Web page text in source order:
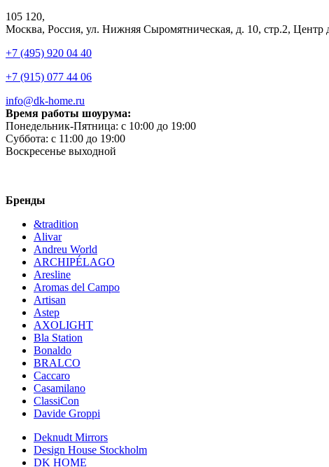
105 120,
Москва, Россия, ул. Нижняя Сыромятническая, д. 10, стр.2, Центр
+7 (495) 920 04 40
+7 (915) 077 44 06
info@dk-home.ru
Время работы шоурума:
Понедельник-Пятница: c 10:00 до 19:00
Суббота: c 11:00 до 19:00
Воскресенье выходной
Бренды
&tradition
Alivar
Andreu World
ARCHIPÉLAGO
Aresline
Aromas del Campo
Artisan
Astep
AXOLIGHT
Bla Station
Bonaldo
BRALCO
Caccaro
Casamilano
ClassiCon
Davide Groppi
Deknudt Mirrors
Design House Stockholm
DK HOME